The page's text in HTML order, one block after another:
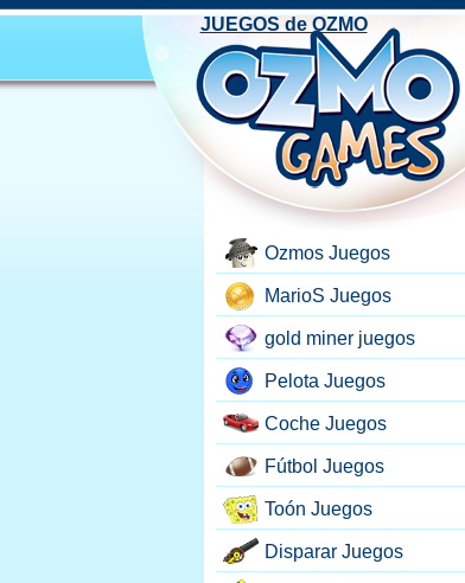
Ozmos Juegos
MarioS Juegos
gold miner juegos
Pelota Juegos
Coche Juegos
Fútbol Juegos
Toón Juegos
Disparar Juegos
JUEGOS de OZMO